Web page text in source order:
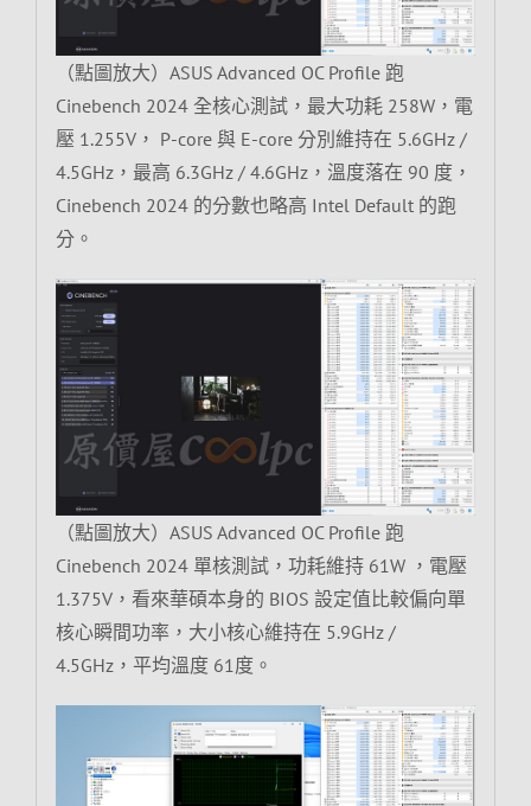
（點圖放大）ASUS Advanced OC Profile 跑
Cinebench 2024 全核心測試，最大功耗 258W，電
壓 1.255V， P-core 與 E-core 分別維持在 5.6GHz /
4.5GHz，最高 6.3GHz / 4.6GHz，溫度落在 90 度，
Cinebench 2024 的分數也略高 Intel Default 的跑
分。
（點圖放大）ASUS Advanced OC Profile 跑
Cinebench 2024 單核測試，功耗維持 61W ，電壓
1.375V，看來華碩本身的 BIOS 設定值比較偏向單
核心瞬間功率，大小核心維持在 5.9GHz /
4.5GHz，平均溫度 61度。